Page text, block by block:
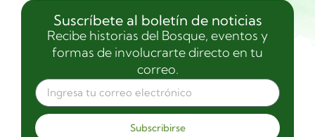
Suscríbete al boletín de noticias
Recibe historias del Bosque, eventos y
formas de involucrarte directo en tu
correo.
Subscribirse